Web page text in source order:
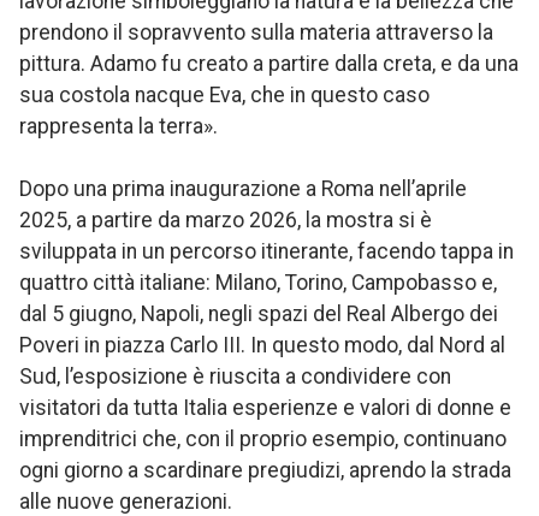
prendono il sopravvento sulla materia attraverso la
pittura. Adamo fu creato a partire dalla creta, e da una
sua costola nacque Eva, che in questo caso
rappresenta la terra».
Dopo una prima inaugurazione a Roma nell’aprile
2025, a partire da marzo 2026, la mostra si è
sviluppata in un percorso itinerante, facendo tappa in
quattro città italiane: Milano, Torino, Campobasso e,
dal 5 giugno, Napoli, negli spazi del Real Albergo dei
Poveri in piazza Carlo III. In questo modo, dal Nord al
Sud, l’esposizione è riuscita a condividere con
visitatori da tutta Italia esperienze e valori di donne e
imprenditrici che, con il proprio esempio, continuano
ogni giorno a scardinare pregiudizi, aprendo la strada
alle nuove generazioni.